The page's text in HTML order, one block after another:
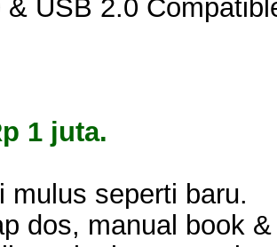
& USB 2.0
1 juta.
mulus seperti baru.
dos, manual book